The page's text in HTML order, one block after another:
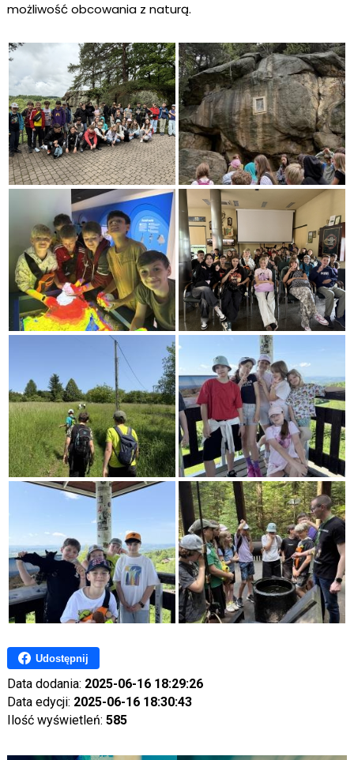
możliwość obcowania z naturą.
Udostępnij
Data dodania: 2025-06-16 18:29:26
Data edycji: 2025-06-16 18:30:43
Ilość wyświetleń: 585